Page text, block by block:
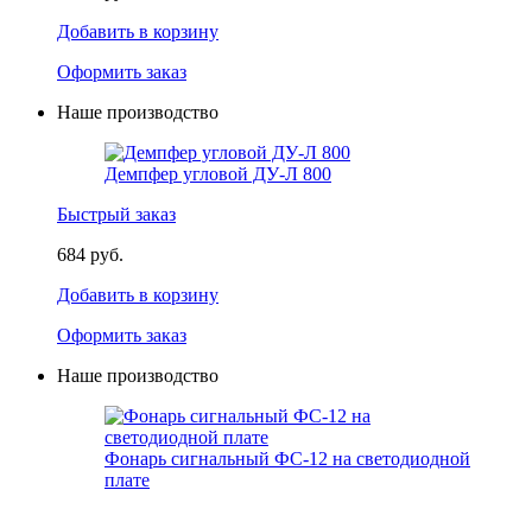
Добавить в корзину
Оформить заказ
Наше производство
Демпфер угловой ДУ-Л 800
Быстрый заказ
684 руб.
Добавить в корзину
Оформить заказ
Наше производство
Фонарь сигнальный ФС-12 на светодиодной
плате